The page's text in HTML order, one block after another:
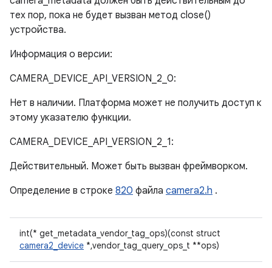
тех пор, пока не будет вызван метод close()
устройства.
Информация о версии:
CAMERA_DEVICE_API_VERSION_2_0:
Нет в наличии. Платформа может не получить доступ к
этому указателю функции.
CAMERA_DEVICE_API_VERSION_2_1:
Действительный. Может быть вызван фреймворком.
Определение в строке 820 файла camera2.h .
int(* get_metadata_vendor_tag_ops)(const struct
camera2_device *,vendor_tag_query_ops_t **ops)